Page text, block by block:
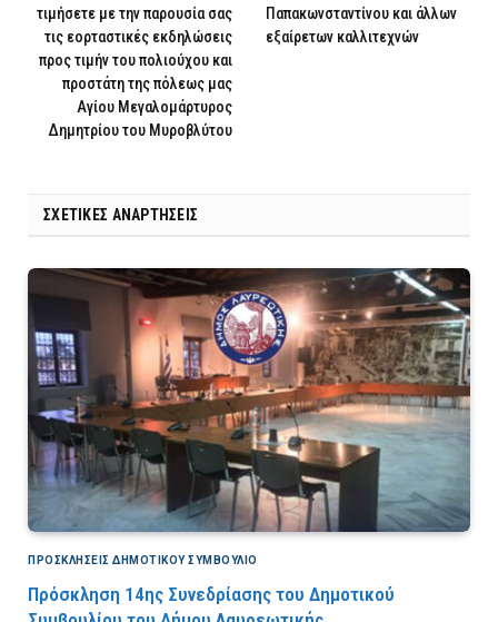
τιμήσετε με την παρουσία σας
τις εορταστικές εκδηλώσεις
προς τιμήν του πολιούχου και
προστάτη της πόλεως μας
Αγίου Μεγαλομάρτυρος
Δημητρίου του Μυροβλύτου
Παπακωνσταντίνου και άλλων
εξαίρετων καλλιτεχνών
ΣΧΕΤΙΚΈΣ ΑΝΑΡΤΉΣΕΙΣ
ΠΡΟΣΚΛΉΣΕΙΣ ΔΗΜΟΤΙΚΟΎ ΣΥΜΒΟΎΛΙΟ
Πρόσκληση 14ης Συνεδρίασης του Δημοτικού